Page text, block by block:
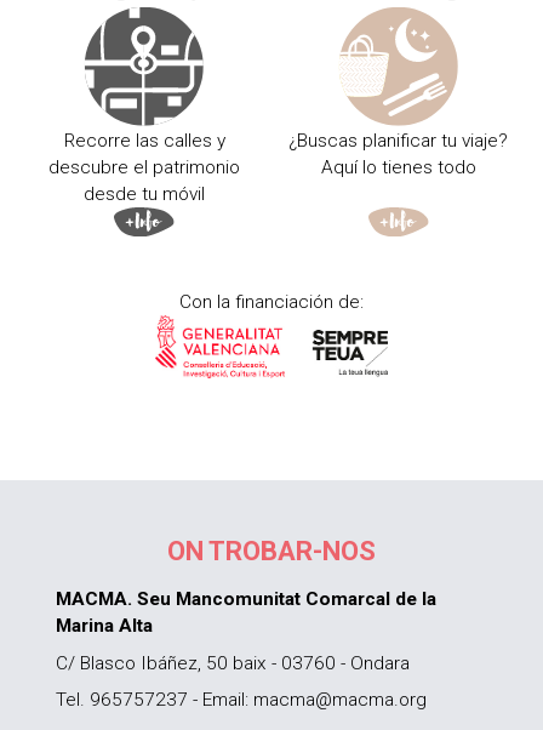
Recorre las calles y
descubre el patrimonio
desde tu móvil
¿Buscas planificar tu viaje?
Aquí lo tienes todo
Con la financiación de:
ON TROBAR-NOS
MACMA. Seu Mancomunitat Comarcal de la
Marina Alta
C/ Blasco Ibáñez, 50 baix - 03760 - Ondara
Tel. 965757237 - Email: macma@macma.org